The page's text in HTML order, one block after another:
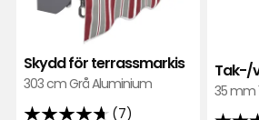
Skydd för terrassmarkis
303 cm Grå Aluminium
(7)
Tak-/
35 mm